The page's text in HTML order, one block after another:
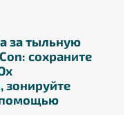
за тыльную
сохраните
помощью